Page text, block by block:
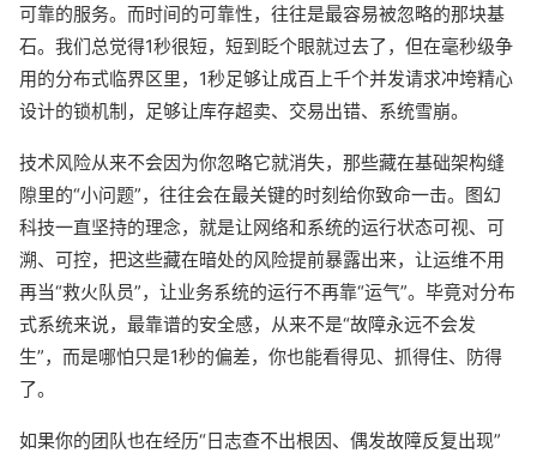
可靠的服务。而时间的可靠性，往往是最容易被忽略的那块基
石。我们总觉得1秒很短，短到眨个眼就过去了，但在毫秒级争
用的分布式临界区里，1秒足够让成百上千个并发请求冲垮精心
设计的锁机制，足够让库存超卖、交易出错、系统雪崩。
技术风险从来不会因为你忽略它就消失，那些藏在基础架构缝
隙里的“小问题”，往往会在最关键的时刻给你致命一击。图幻
科技一直坚持的理念，就是让网络和系统的运行状态可视、可
溯、可控，把这些藏在暗处的风险提前暴露出来，让运维不用
再当“救火队员”，让业务系统的运行不再靠“运气”。毕竟对分布
式系统来说，最靠谱的安全感，从来不是“故障永远不会发
生”，而是哪怕只是1秒的偏差，你也能看得见、抓得住、防得
了。
如果你的团队也在经历“日志查不出根因、偶发故障反复出现”